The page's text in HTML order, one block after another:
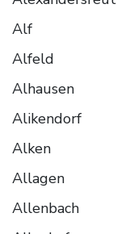
Alf
Alfeld
Alhausen
Alikendorf
Alken
Allagen
Allenbach